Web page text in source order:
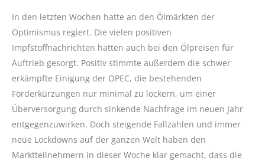
In den letzten Wochen hatte an den Ölmärkten der
Optimismus regiert. Die vielen positiven
Impfstoffnachrichten hatten auch bei den Ölpreisen für
Auftrieb gesorgt. Positiv stimmte außerdem die schwer
erkämpfte Einigung der OPEC, die bestehenden
Förderkürzungen nur minimal zu lockern, um einer
Überversorgung durch sinkende Nachfrage im neuen Jahr
entgegenzuwirken. Doch steigende Fallzahlen und immer
neue Lockdowns auf der ganzen Welt haben den
Marktteilnehmern in dieser Woche klar gemacht, dass die